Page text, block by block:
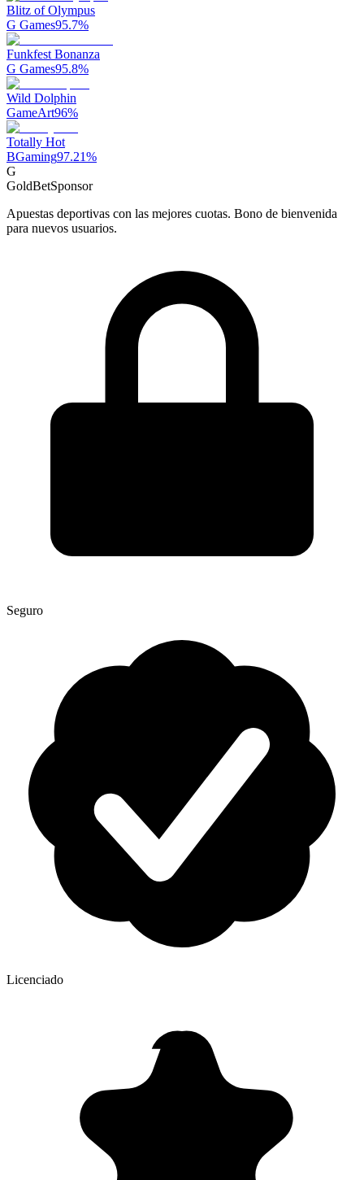
Blitz of Olympus
G Games95.7%
Funkfest Bonanza
G Games95.8%
Wild Dolphin
GameArt96%
Totally Hot
BGaming97.21%
G
GoldBetSponsor
Apuestas deportivas con las mejores cuotas. Bono de bienvenida
para nuevos usuarios.
Seguro
Licenciado